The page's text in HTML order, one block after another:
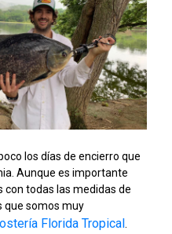
los días de encierro que
Aunque es importante
con todas las medidas de
que somos muy
Florida Tropical